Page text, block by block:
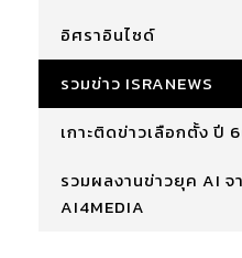
อิศราอินไซด์
รวมข่าว ISRANEWS
เกาะติดข่าวเลือกตั้ง ปี
รวมผลงานข่าวยุค AI
AI4MEDIA